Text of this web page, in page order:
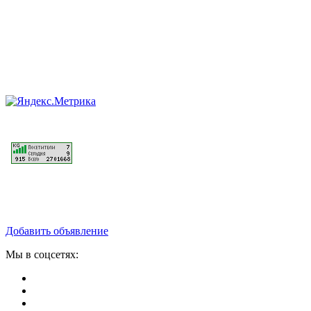
Добавить объявление
Мы в соцсетях: